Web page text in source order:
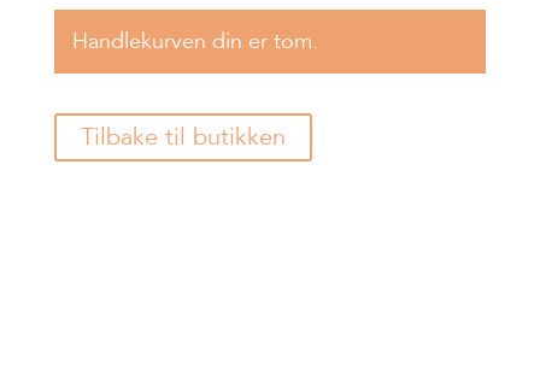
Handlekurven din er tom.
Tilbake til butikken